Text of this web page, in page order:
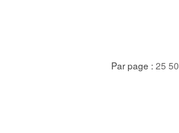
Par page : 25 50